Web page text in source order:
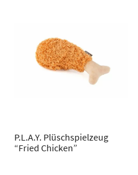
P.L.A.Y. Plüschspielzeug
“Fried Chicken”